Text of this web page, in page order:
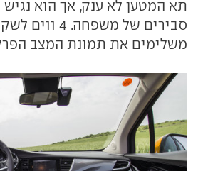
תא המטען לא ענק, אך הוא נגיש
סבירים של משפחה.
משלימים את תמונת המצב